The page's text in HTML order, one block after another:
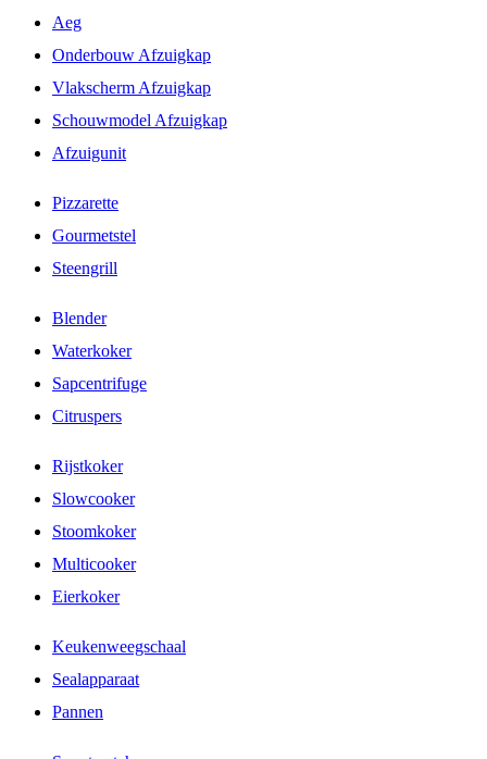
Aeg
Onderbouw Afzuigkap
Vlakscherm Afzuigkap
Schouwmodel Afzuigkap
Afzuigunit
Pizzarette
Gourmetstel
Steengrill
Blender
Waterkoker
Sapcentrifuge
Citruspers
Rijstkoker
Slowcooker
Stoomkoker
Multicooker
Eierkoker
Keukenweegschaal
Sealapparaat
Pannen